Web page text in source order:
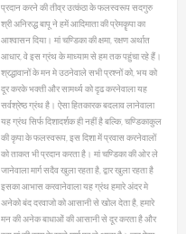
प्रदान करने की तीव्र उत्कंठा के फलस्वरूप सदगुरु
श्री अनिरुद्ध बापू ने हमें आदिमाता की प्रेमकॄपा का
आश्वासन दिया। मां चण्डिका की क्षमा, रक्षण अर्थात
आधार, वे इस ग्रंथ के माध्याम से हम तक पहुंचा रहे हैं।
श्रद्धावानों के मन मे उठनेवाले सभी प्रश्नों को, भय को
दूर करके भक्ती और सामर्थ्य को दृढ करनेवाला यह
सर्वश्रेष्ठ ग्रंथ है। ऐसा हितकारक बदलाव लानेवाला
यह ग्रंथ सिर्फ दिशादर्शक ही नहीं है बल्कि, चण्डिकाकुल
की कृपा के फलस्वरूप, इस दिशा में प्रवास करनेवालों
को ताकत भी प्रदान करता है। मां चण्डिका की ओर ले
जानेवाला मार्ग सदैव खुला रहता है, द्वार खुला रहता है
इसका आभास करवानेवाला यह ग्रंथ हमारे अंदर मे
अनेको बंद दरवाजो को आसानी से खोल देता है, हमारे
मन की अनेक बाधाओं की आसानी से दूर करता है और